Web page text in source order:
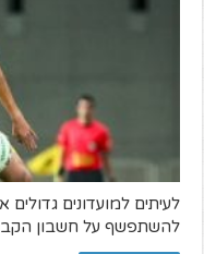
לעיתים למועדונים
להשתפשף על חשבון